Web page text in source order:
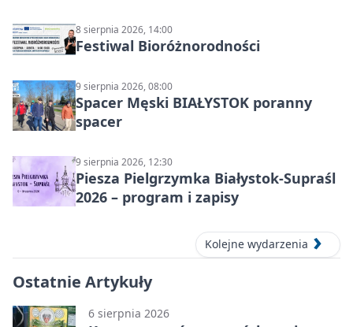
8 sierpnia 2026, 14:00
Festiwal Bioróżnorodności
9 sierpnia 2026, 08:00
Spacer Męski BIAŁYSTOK poranny
spacer
9 sierpnia 2026, 12:30
Piesza Pielgrzymka Białystok-Supraśl
2026 – program i zapisy
Kolejne wydarzenia
Ostatnie Artykuły
6 sierpnia 2026